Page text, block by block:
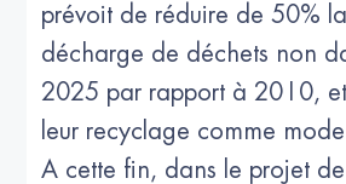
prévoit de réduire de 50%
décharge de déchets non
2025 par rapport à 2010,
leur recyclage comme
A cette fin, dans le projet